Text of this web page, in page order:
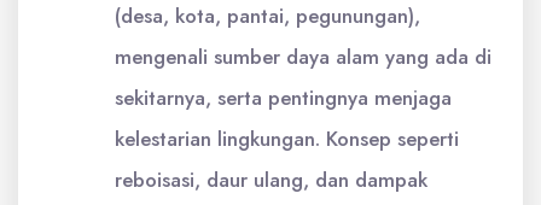
(desa, kota, pantai, pegunungan),
mengenali sumber daya alam yang ada di
sekitarnya, serta pentingnya menjaga
kelestarian lingkungan. Konsep seperti
reboisasi, daur ulang, dan dampak